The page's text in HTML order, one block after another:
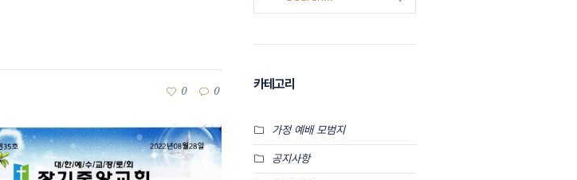
0 0 카테고리
가정 예배 모범지
공지사항